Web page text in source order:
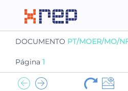
DOCUMENTO PT/MOER/MO/
Página 1